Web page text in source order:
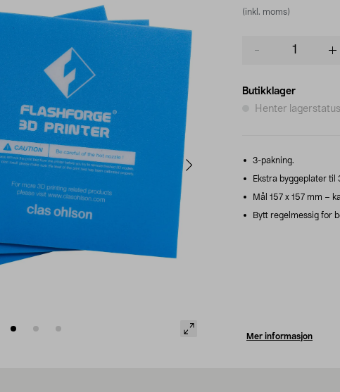
(inkl. moms)
Butikklager
Henter
3-pakning.
Ekstra byggeplater til
Mål 157 x 157 mm –
Bytt regelmessig for
Mer informasjon